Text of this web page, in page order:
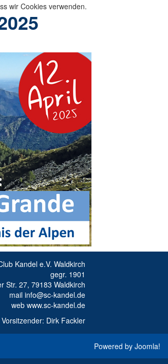
Kandel e.V. Waldkirch
gegr. 1901
Str. 27, 79183 Waldkirch
mail info@sc-kandel.de
web www.sc-kandel.de
Vorsitzender: Dirk Fackler
Powered by Joomla!
wir Cookies verwenden.